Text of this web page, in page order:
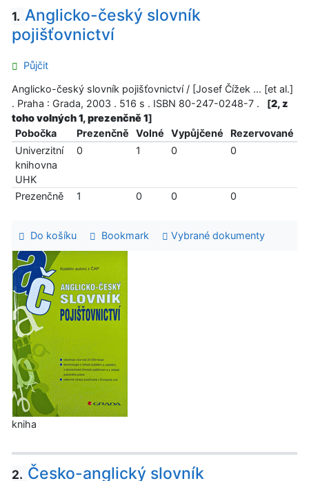
1. Anglicko-český slovník
pojišťovnictví
Půjčit
Anglicko-český slovník pojišťovnictví / [Josef Čížek ... [et al.]
. Praha : Grada, 2003 . 516 s . ISBN 80-247-0248-7 .
[2, z
toho volných 1, prezenčně 1]
Pobočka
Prezenčně Volné Vypůjčené
Rezervované
Univerzitní
knihovna
UHK
0 1 0 0
Prezenčně 1 0 0 0
Do košíku Bookmark Vybrané dokumenty
kniha
2. Česko-anglický slovník